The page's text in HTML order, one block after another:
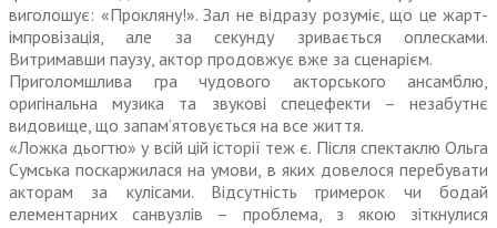
виголошує: «Прокляну!». Зал не відразу розуміє, що це жарт-
імпровізація, але за секунду зривається оплесками.
Витримавши паузу, актор продовжує вже за сценарієм.
Приголомшлива гра чудового акторсь­кого ансамблю,
оригінальна музика та звукові спецефекти – незабутнє
видовище, що запам’ятовується на все життя.
«Ложка дьогтю» у всій цій історії теж є. Після спектаклю Ольга
Сумська поскаржилася на умови, в яких довелося перебувати
акторам за кулісами. Відсутність гримерок чи бодай
елементарних санвузлів – проблема, з якою зіткнулися